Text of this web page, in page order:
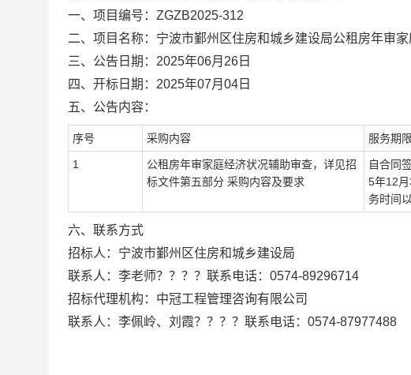
一、项目编号：ZGZB2025-312
二、项目名称：宁波市鄞州区住房和城乡建设局公租房年审
三、公告日期：2025年06月26日
四、开标日期：2025年07月04日
五、公告内容：
序号 采购内容 服务期限
1
公租房年审家庭经济状况辅助审查，详见招
标文件第五部分 采购内容及要求
自合同
5年12
务时间
六、联系方式
招标人：宁波市鄞州区住房和城乡建设局
联系人：李老师？？？？联系电话：0574-89296714
招标代理机构：中冠工程管理咨询有限公司
联系人：李佩岭、刘霞？？？？联系电话：0574-87977488